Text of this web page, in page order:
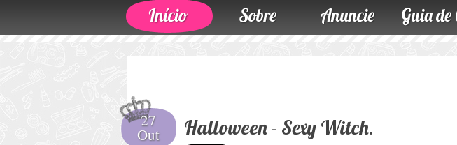
27
Out Halloween - Sexy Witch.